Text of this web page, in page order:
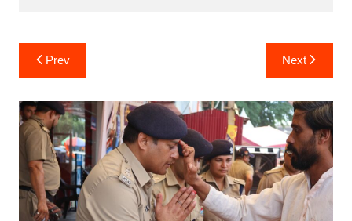
Post
navigation
Prev Next